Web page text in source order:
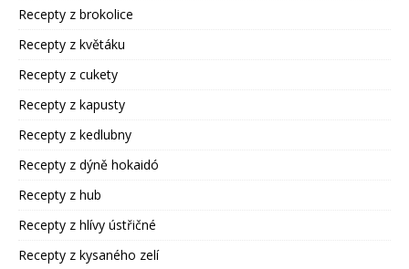
Recepty z brokolice
Recepty z květáku
Recepty z cukety
Recepty z kapusty
Recepty z kedlubny
Recepty z dýně hokaidó
Recepty z hub
Recepty z hlívy ústřičné
Recepty z kysaného zelí